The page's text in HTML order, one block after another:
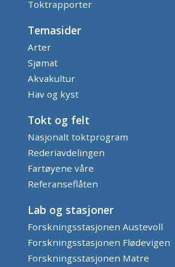
Toktrapporter
Temasider
Arter
Sjømat
Akvakultur
Hav og kyst
Tokt og felt
Nasjonalt toktprogram
Rederiavdelingen
Fartøyene våre
Referanseflåten
Lab og stasjoner
Forskningsstasjonen Austevoll
Forskningsstasjonen Flødevigen
Forskningsstasjonen Matre